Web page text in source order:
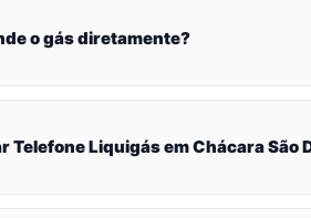
o gás diretamente?
Telefone Liquigás em Chácara São